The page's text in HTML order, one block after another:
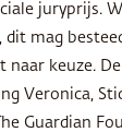
juryprijs.
mag
naar keuze.
Veronica,
Guardian